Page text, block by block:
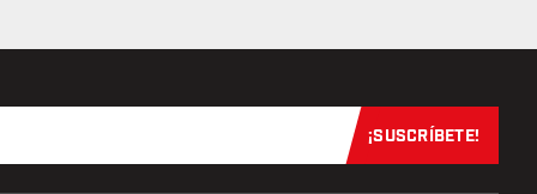
Suscríbete
¡SUSCRÍBETE!